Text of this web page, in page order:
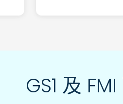
GS1 及